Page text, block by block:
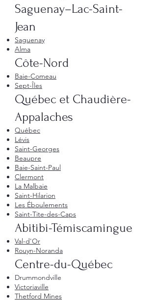
Saguenay–Lac-Saint-
Jean
Saguenay
Alma
Côte-Nord
Baie-Comeau
Sept-Îles
Québec et Chaudière-
Appalaches
Québec
Lévis
Saint-Georges
Beaupre
Baie-Saint-Paul
Clermont
La Malbaie
Saint-Hilarion
Les Éboulements
Saint-Tite-des-Caps
Abitibi-Témiscamingue
Val-d'Or
Rouyn-Noranda
Centre-du-Québec
Drummondville
Victoriaville
Thetford Mines